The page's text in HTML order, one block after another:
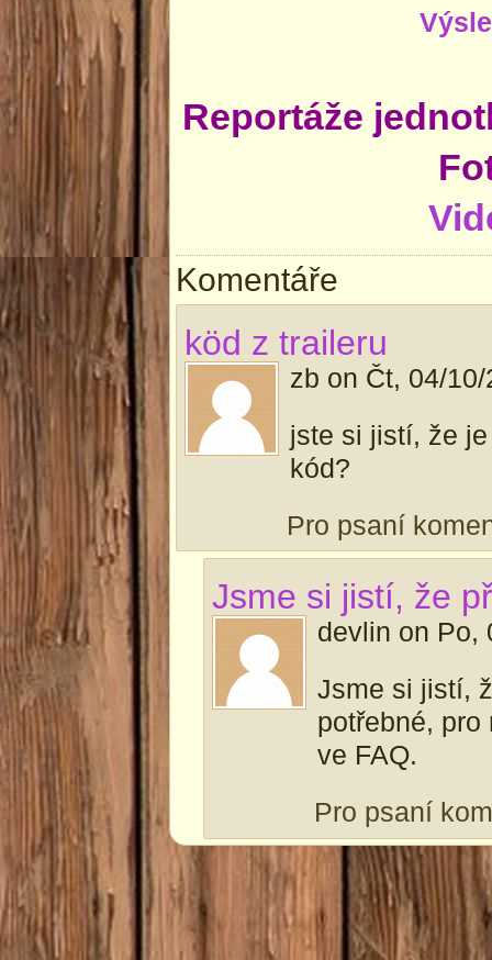
Reportáže
Komentáře
köd z traileru
zb on Čt, 04/
jste si jistí, že
kód?
Pro psaní
Jsme si jistí, že
devlin on Po,
Jsme si jistí,
potřebné,
ve FAQ.
Pro psaní